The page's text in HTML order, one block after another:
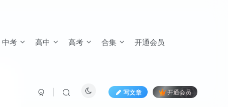
中考 高中 高考 合集 开通会员
写文章 开通会员